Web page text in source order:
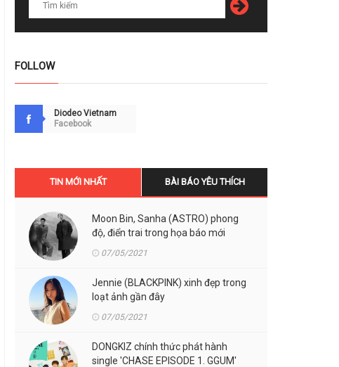
FOLLOW
Diodeo Vietnam
Facebook
TIN MỚI NHẤT BÀI BÁO YÊU THÍCH
Moon Bin, Sanha (ASTRO) phong
độ, điển trai trong họa báo mới
07/05/2021
Jennie (BLACKPINK) xinh đẹp trong
loạt ảnh gần đây
07/05/2021
DONGKIZ chính thức phát hành
single 'CHASE EPISODE 1. GGUM'